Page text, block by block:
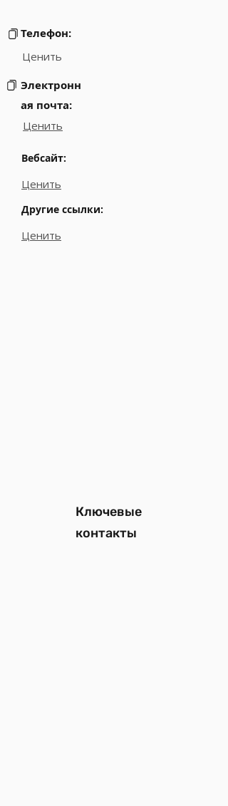
Телефон:
Ценить
Электронн
ая почта:
Ценить
Вебсайт:
Ценить
Другие ссылки:
Ценить
Ключевые
контакты